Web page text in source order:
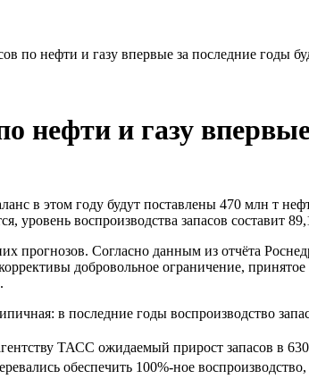
по нефти и газу впервые за последние годы
нефти и газу
в этом году будут поставлены 470 млн т
уровень воспроизводства запасов составит
Согласно данным из отчёта
добровольное ограничение,
в последние годы воспроизводство
ТАСС ожидаемый прирост запасов в
обеспечить 100%-ное